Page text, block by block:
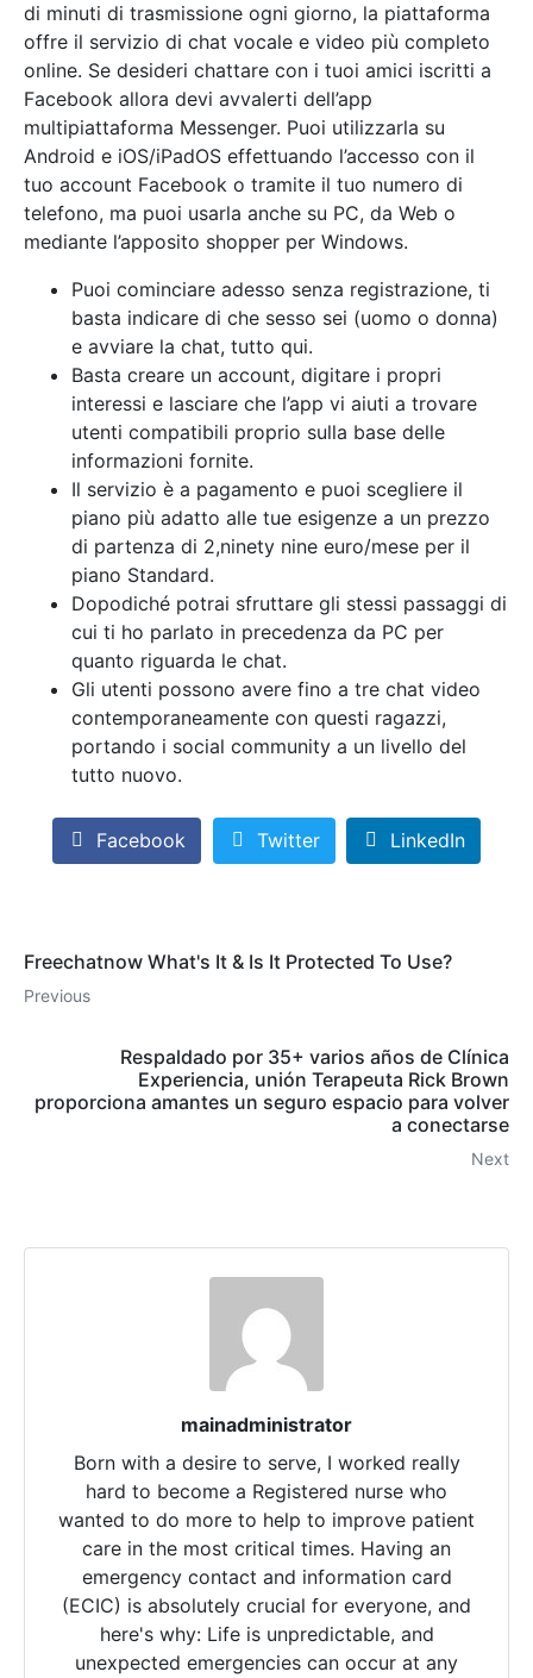
di minuti di trasmissione ogni giorno, la piattaforma
offre il servizio di chat vocale e video più completo
online. Se desideri chattare con i tuoi amici iscritti a
Facebook allora devi avvalerti dell’app
multipiattaforma Messenger. Puoi utilizzarla su
Android e iOS/iPadOS effettuando l’accesso con il
tuo account Facebook o tramite il tuo numero di
telefono, ma puoi usarla anche su PC, da Web o
mediante l’apposito shopper per Windows.
Puoi cominciare adesso senza registrazione, ti
basta indicare di che sesso sei (uomo o donna)
e avviare la chat, tutto qui.
Basta creare un account, digitare i propri
interessi e lasciare che l’app vi aiuti a trovare
utenti compatibili proprio sulla base delle
informazioni fornite.
Il servizio è a pagamento e puoi scegliere il
piano più adatto alle tue esigenze a un prezzo
di partenza di 2,ninety nine euro/mese per il
piano Standard.
Dopodiché potrai sfruttare gli stessi passaggi di
cui ti ho parlato in precedenza da PC per
quanto riguarda le chat.
Gli utenti possono avere fino a tre chat video
contemporaneamente con questi ragazzi,
portando i social community a un livello del
tutto nuovo.
Facebook Twitter LinkedIn
Freechatnow What's It & Is It Protected To Use?
Previous
Respaldado por 35+ varios años de Clínica
Experiencia, unión Terapeuta Rick Brown
proporciona amantes un seguro espacio para volver
a conectarse
Next
mainadministrator
Born with a desire to serve, I worked really
hard to become a Registered nurse who
wanted to do more to help to improve patient
care in the most critical times. Having an
emergency contact and information card
(ECIC) is absolutely crucial for everyone, and
here's why: Life is unpredictable, and
unexpected emergencies can occur at any